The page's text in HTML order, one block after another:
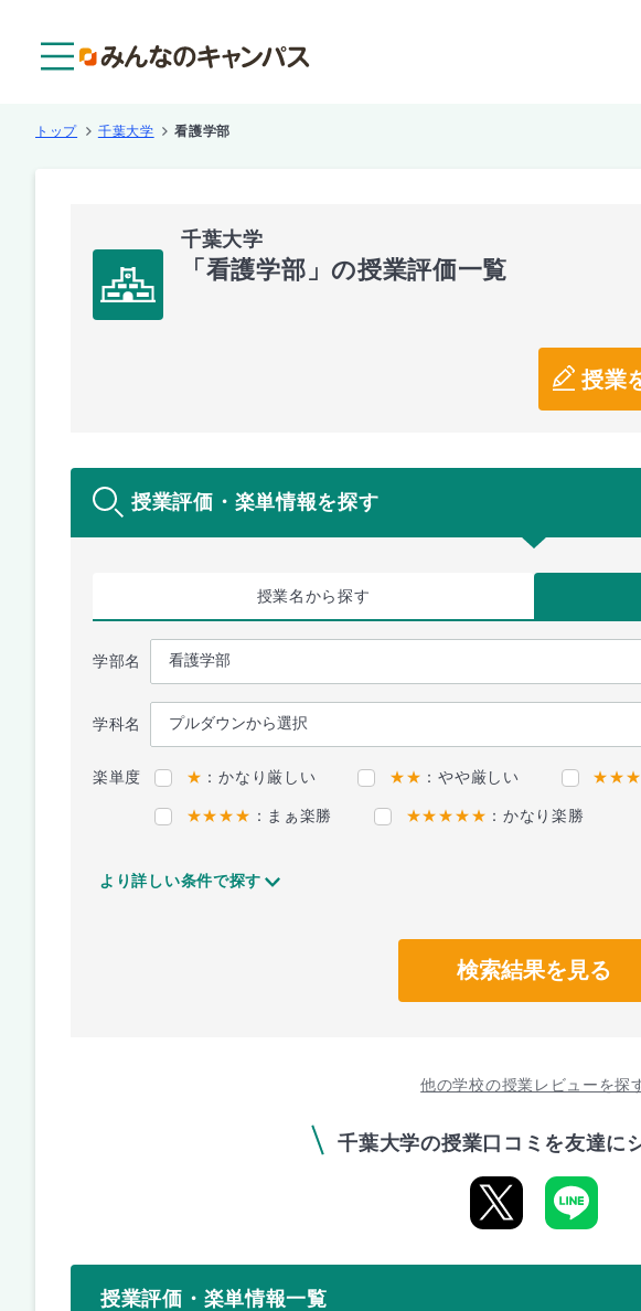
トップ 千葉大学 看護学部
千葉大学
「看護学部」の授業評価一覧
授業
授業評価・楽単情報を探す
授業名から探す
学部名
学科名
楽単度 ★ ：かなり厳しい ★★ ：やや厳しい ★★★
★★★★ ：まぁ楽勝 ★★★★★ ：かなり楽勝
より詳しい条件で探す
検索結果を見る
他の学校の授業レビューを探
千葉大学の授業口コミを友達に
授業評価・楽単情報一覧